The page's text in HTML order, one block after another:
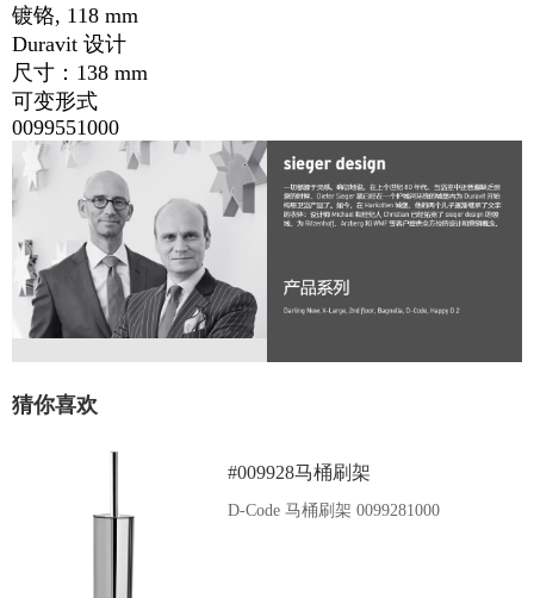
镀铬, 118 mm
Duravit 设计
尺寸：138 mm
可变形式
0099551000
猜你喜欢
#009928马桶刷架
D-Code 马桶刷架 0099281000